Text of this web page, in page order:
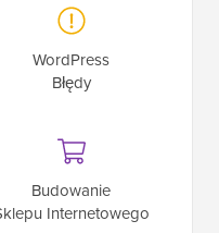
WordPress
Błędy
Budowanie
Internetowego